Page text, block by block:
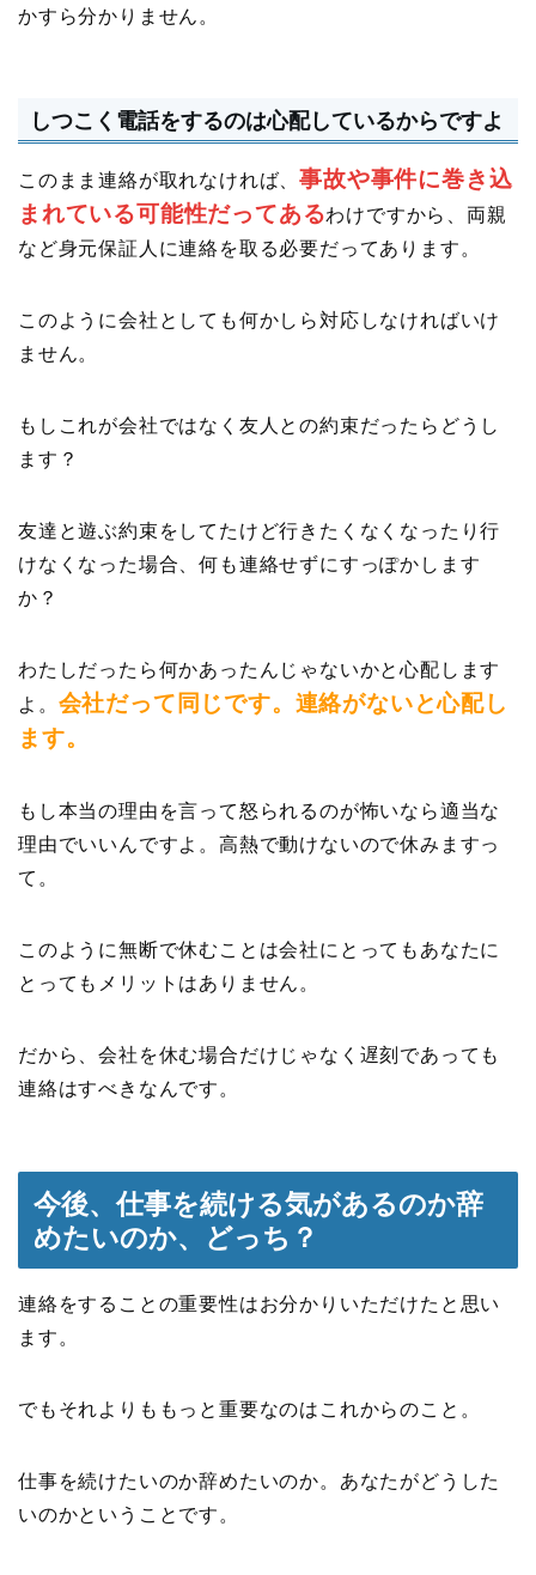
かすら分かりません。
しつこく電話をするのは心配しているからですよ
このまま連絡が取れなければ、事故や事件に巻き込
まれている可能性だってあるわけですから、両親
など身元保証人に連絡を取る必要だってあります。
このように会社としても何かしら対応しなければいけ
ません。
もしこれが会社ではなく友人との約束だったらどうし
ます？
友達と遊ぶ約束をしてたけど行きたくなくなったり行
けなくなった場合、何も連絡せずにすっぽかします
か？
わたしだったら何かあったんじゃないかと心配します
よ。 会社だって同じです。連絡がないと心配し
ます。
もし本当の理由を言って怒られるのが怖いなら適当な
理由でいいんですよ。高熱で動けないので休みますっ
て。
このように無断で休むことは会社にとってもあなたに
とってもメリットはありません。
だから、会社を休む場合だけじゃなく遅刻であっても
連絡はすべきなんです。
今後、仕事を続ける気があるのか辞
めたいのか、どっち？
連絡をすることの重要性はお分かりいただけたと思い
ます。
でもそれよりももっと重要なのはこれからのこと。
仕事を続けたいのか辞めたいのか。あなたがどうした
いのかということです。